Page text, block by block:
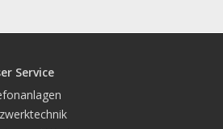
Optiset
Service